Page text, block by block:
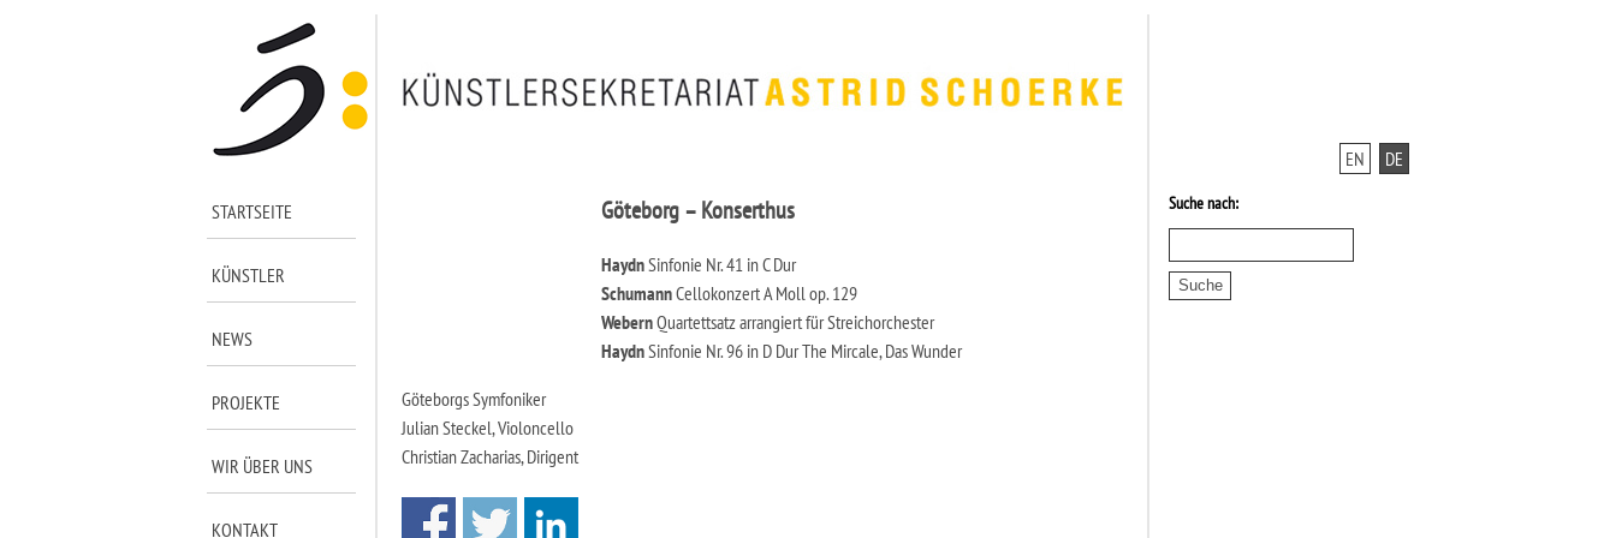
STARTSEITE
KÜNSTLER
NEWS
PROJEKTE
WIR ÜBER UNS
KONTAKT
Göteborg – Konserthus
HaydnSinfonie Nr. 41 in C Dur
SchumannCellokonzert A Moll op. 129
WebernQuartettsatz arrangiert für Streichorchester
HaydnSinfonie Nr. 96 in D Dur The Mircale, Das Wunder
Göteborgs Symfoniker
Julian Steckel, Violoncello
Christian Zacharias, Dirigent
EN DE
Suche nach: